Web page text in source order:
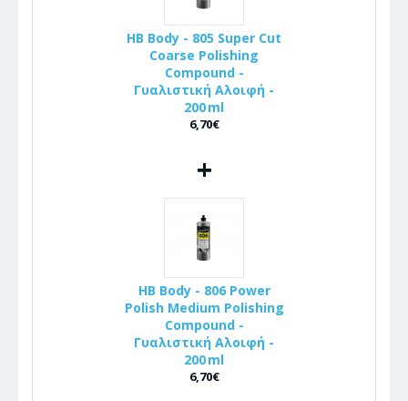
HB Body - 805 Super Cut
Coarse Polishing
Compound -
Γυαλιστική Αλοιφή -
200 ml
6,70€
+
HB Body - 806 Power
Polish Medium Polishing
Compound -
Γυαλιστική Αλοιφή -
200 ml
6,70€